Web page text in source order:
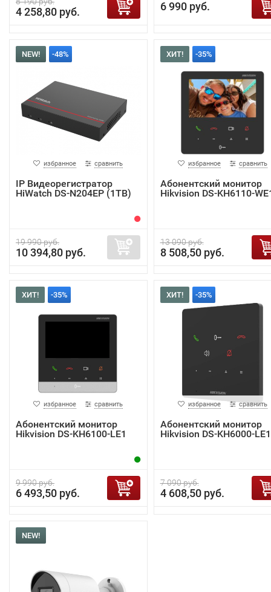
4 258,80 руб. 6 990 руб.
NEW! -48%
избранное сравнить
IP Видеорегистратор
HiWatch DS-N204EP (1TB)
19 990 руб.
10 394,80 руб.
ХИТ! -35%
избранное сравнить
Абонентский монитор
Hikvision DS-KH6110-
13 090 руб.
8 508,50 руб.
ХИТ! -35%
избранное сравнить
Абонентский монитор
Hikvision DS-KH6100-LE1
9 990 руб.
6 493,50 руб.
ХИТ! -35%
избранное сравнить
Абонентский монитор
Hikvision DS-KH6000-LE1
7 090 руб.
4 608,50 руб.
NEW!